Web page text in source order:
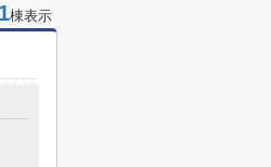
棟表示